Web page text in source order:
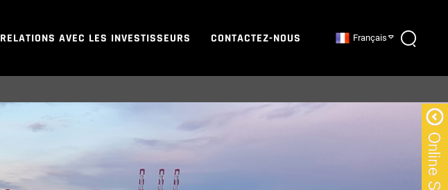
RELATIONS AVEC LES INVESTISSEURS CONTACTEZ-NOUS Français